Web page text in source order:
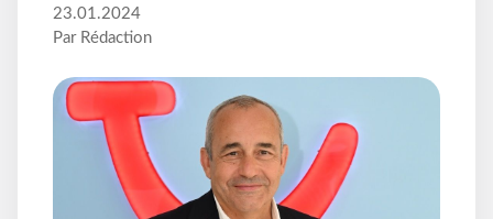
23.01.2024
Par Rédaction